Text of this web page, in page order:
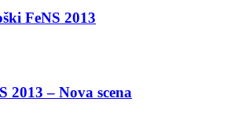
FeNS 2013
2013 – Nova scena